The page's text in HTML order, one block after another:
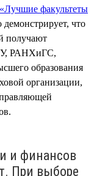
факультеты
демонстрирует, что
получают
РАНХиГС,
образования
организации,
и финансов
При выборе